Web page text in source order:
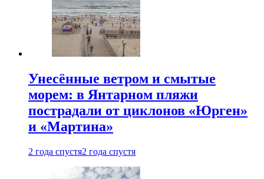
Унесённые ветром и смытые
морем: в Янтарном пляжи
пострадали от циклонов «Юрген»
и «Мартина»
2 года спустя2 года спустя